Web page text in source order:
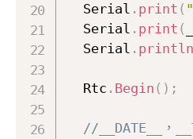
  Serial
. print (
  Serial
. print (
  Serial
. println
  Rtc
. Begin ( ) ;
//__DATE__，